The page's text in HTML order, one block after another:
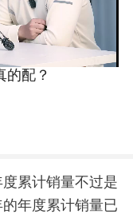
的配？
累计销量不过是
年度累计销量已